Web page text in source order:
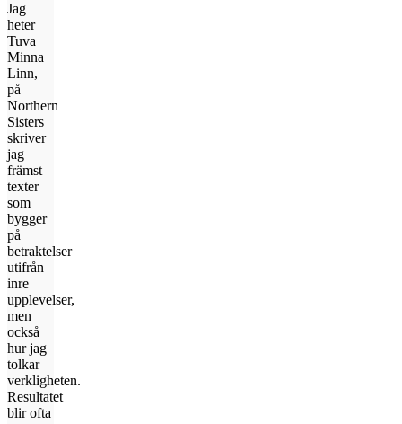
Jag
heter
Tuva
Minna
Linn,
på
Northern
Sisters
skriver
jag
främst
texter
som
bygger
på
betraktelser
utifrån
inre
upplevelser,
men
också
hur jag
tolkar
verkligheten.
Resultatet
blir ofta